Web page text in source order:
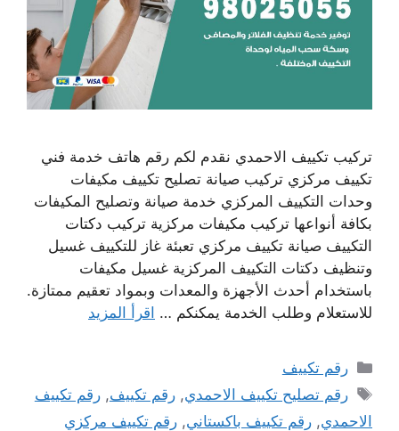
تركيب تكييف الاحمدي نقدم لكم رقم هاتف خدمة فني
تكييف مركزي تركيب صيانة تصليح تكييف مكيفات
وحدات التكييف المركزي خدمة صيانة وتصليح المكيفات
بكافة أنواعها تركيب مكيفات مركزية تركيب دكتات
التكييف صيانة تكييف مركزي تعبئة غاز للتكييف غسيل
وتنظيف دكتات التكييف المركزية غسيل مكيفات
باستخدام أحدث الأجهزة والمعدات وبمواد تعقيم ممتازة.
للاستعلام وطلب الخدمة يمكنكم … اقرأ المزيد
التصنيفات
رقم تكييف
الوسوم
رقم تصليح تكييف الاحمدي,رقم تكييف,رقم تكييف
الاحمدي, رقم تكييف باكستاني, رقم تكييف مركزي